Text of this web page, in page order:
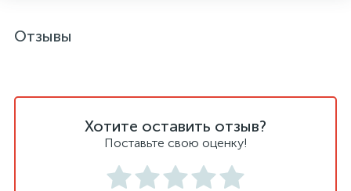
Отзывы
Хотите оставить отзыв?
Поставьте свою оценку!